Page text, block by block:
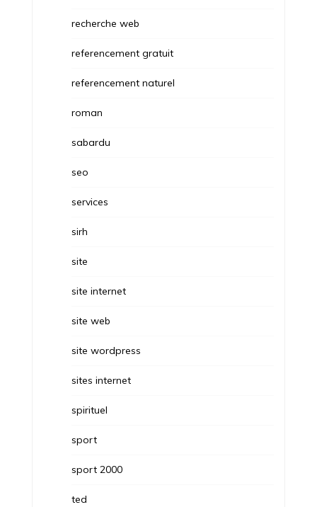
recherche web
referencement gratuit
referencement naturel
roman
sabardu
seo
services
sirh
site
site internet
site web
site wordpress
sites internet
spirituel
sport
sport 2000
ted